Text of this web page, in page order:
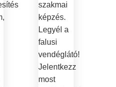
szakmai
képzés.
Legyél a
falusi
vendéglátó!
Jelentkezz
most